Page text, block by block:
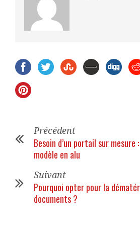
Précédent
Besoin d’un portail sur mesure
modèle en alu
Suivant
Pourquoi opter pour la
documents ?